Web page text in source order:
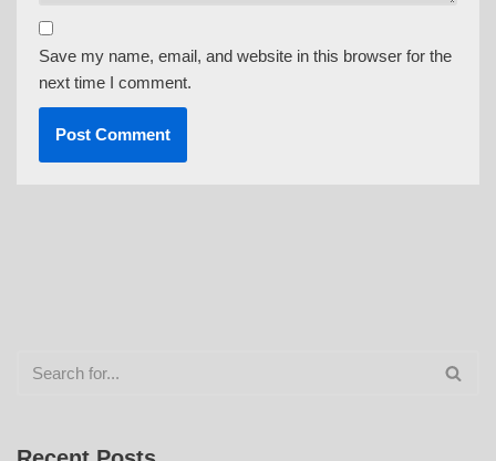
Save my name, email, and website in this browser for the
next time I comment.